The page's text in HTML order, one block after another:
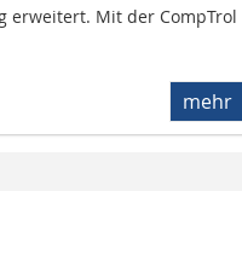
Mit der CompTrol
mehr